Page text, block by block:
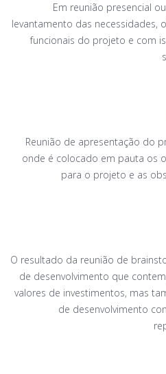
Em reunião presencial
levantamento das necessidades,
funcionais do projeto e com
Reunião de apresentação do
onde é colocado em pauta os
para o projeto e as
O resultado da reunião de
de desenvolvimento que
valores de investimentos, mas
de desenvolvimento